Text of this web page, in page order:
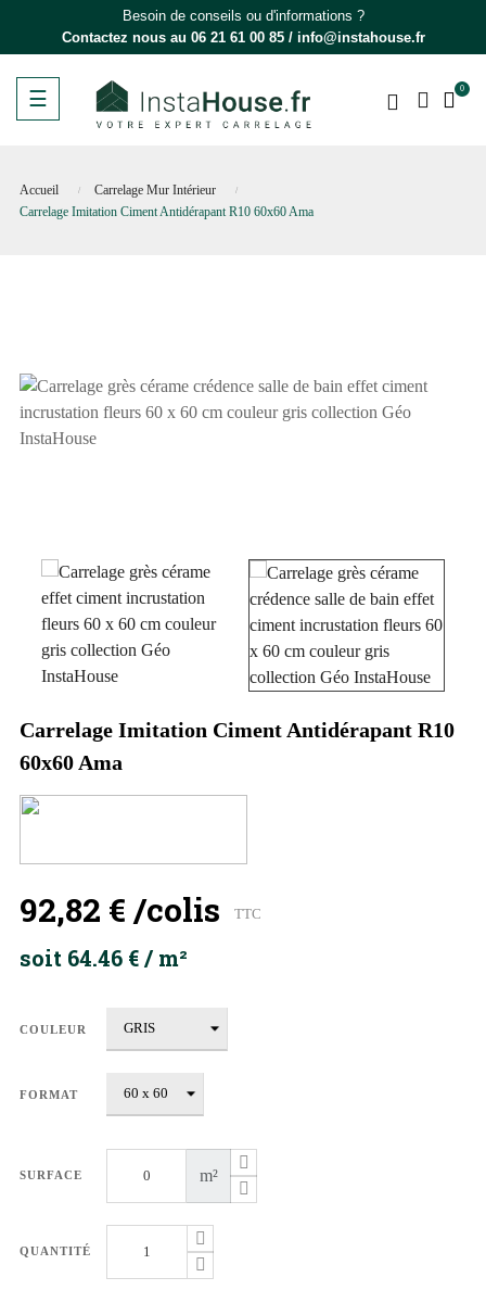
Besoin de conseils ou d'informations ?
Contactez nous au 06 21 61 00 85/ info@instahouse.fr
Basculer
la
☰ 0
Accueil
Carrelage Mur Intérieur
Carrelage Imitation Ciment Antidérapant R10 60x60 Ama
Carrelage Imitation Ciment Antidérapant R10
60x60 Ama
92,82 € /colis TTC
soit 64.46 € / m²
COULEUR
FORMAT
SURFACE m²
QUANTITÉ